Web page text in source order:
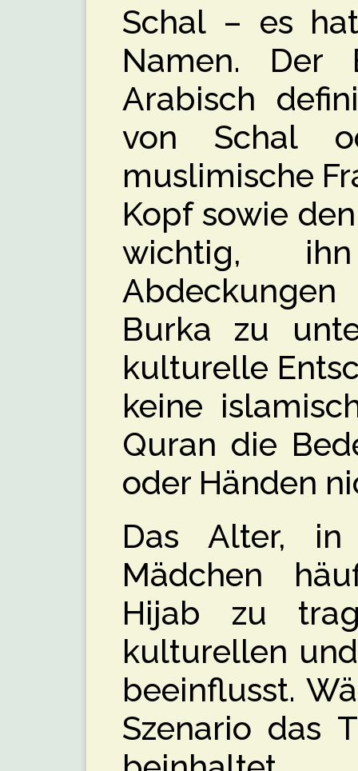
Schal – es
Namen. Der
Arabisch
von Schal
muslimische
Kopf sowie
wichtig,
Burka zu
kulturelle
keine
Quran die
oder Händen
Das Alter, in
Mädchen
Hijab zu
kulturellen
beeinflusst.
Szenario das